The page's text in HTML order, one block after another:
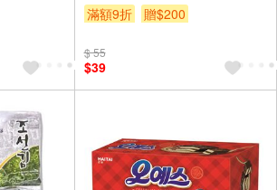
滿額9折
贈$200
$ 55
$39